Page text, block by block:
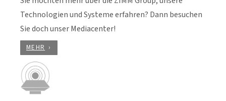
Technologien und Systeme erfahren? Dann besuchen
Sie doch unser Mediacenter!
MEHR